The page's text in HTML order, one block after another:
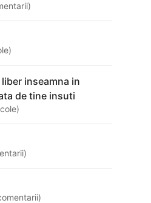
)
)
inseamna in
de tine insuti
)
)
)